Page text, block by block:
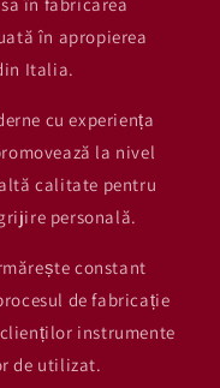
în apropierea
Italia.
cu experiența
la nivel
calitate pentru
personală.
constant
de fabricație
instrumente
de utilizat.